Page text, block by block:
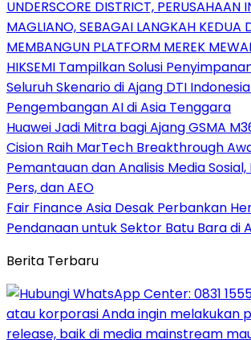
UNDERSCORE DISTRICT, PERUSAHAAN
MAGLIANO, SEBAGAI LANGKAH KEDUA
MEMBANGUN PLATFORM MEREK
HIKSEMI Tampilkan Solusi
Seluruh Skenario di Ajang DTI
Pengembangan AI di Asia Tenggara
Huawei Jadi Mitra bagi Ajang GSMA
Cision Raih MarTech Breakthrough
Pemantauan dan Analisis Media
Pers, dan AEO
Fair Finance Asia Desak Perbankan
Pendanaan untuk Sektor Batu Bara di
Berita Terbaru